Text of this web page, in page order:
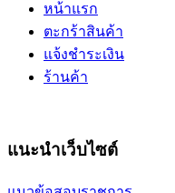
หน้าแรก
ตะกร้าสินค้า
แจ้งชำระเงิน
ร้านค้า
แนะนำเว็บไซต์